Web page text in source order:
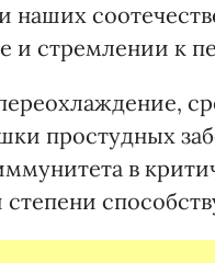
наших
и стремлении к
простудных
в